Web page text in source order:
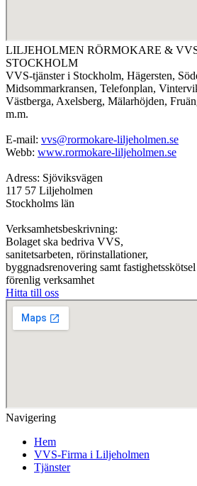
LILJEHOLMEN RÖRMOKARE &
STOCKHOLM
VVS-tjänster i Stockholm, Hägersten,
Midsommarkransen, Telefonplan,
Västberga, Axelsberg, Mälarhöjden,
m.m.
E-mail: vvs@rormokare-liljeholmen.se
Webb: www.rormokare-liljeholmen.se
Adress: Sjöviksvägen
117 57 Liljeholmen
Stockholms län
Verksamhetsbeskrivning:
Bolaget ska bedriva VVS,
sanitetsarbeten, rörinstallationer,
byggnadsrenovering samt
förenlig verksamhet
Hitta till oss
Navigering
Hem
VVS-Firma i Liljeholmen
Tjänster